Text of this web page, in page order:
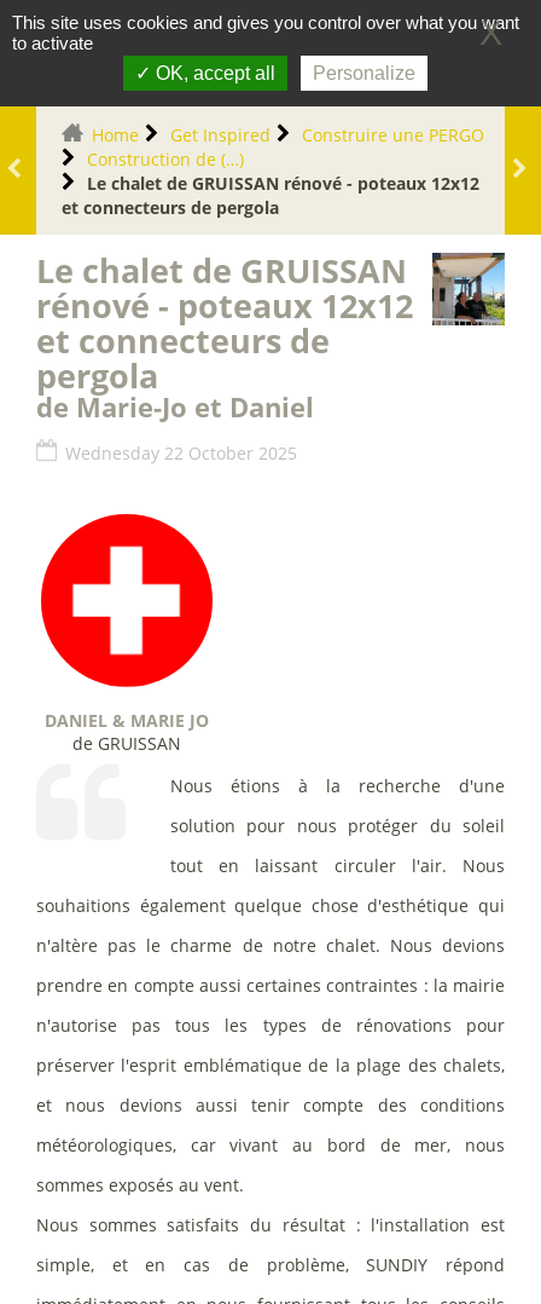
0
Home Get Inspired
Construire une PERGO
Construction de (…)
Le chalet de GRUISSAN rénové - poteaux 12x12
et connecteurs de pergola
Le chalet de GRUISSAN
rénové - poteaux 12x12
et connecteurs de
pergola
de Marie-Jo et Daniel
Wednesday 22 October 2025
DANIEL & MARIE JO
de GRUISSAN
Nous étions à la recherche d'une
solution pour nous protéger du soleil
tout en laissant circuler l'air. Nous
souhaitions également quelque chose d'esthétique qui
n'altère pas le charme de notre chalet. Nous devions
prendre en compte aussi certaines contraintes : la mairie
n'autorise pas tous les types de rénovations pour
préserver l'esprit emblématique de la plage des chalets,
et nous devions aussi tenir compte des conditions
météorologiques, car vivant au bord de mer, nous
sommes exposés au vent.
Nous sommes satisfaits du résultat : l'installation est
simple, et en cas de problème, SUNDIY répond
Cookies management panel
This site uses cookies and gives you control over what you want
to activate
OK, accept all
Personalize
X